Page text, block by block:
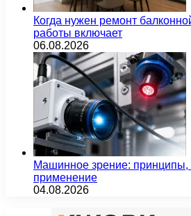
Когда нужен ремонт
работы включает
06.08.2026
Машинное зрение: принципы,
применение
04.08.2026